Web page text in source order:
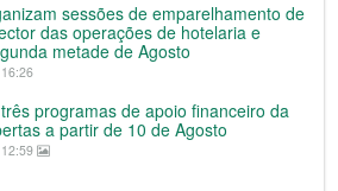
sessões de emparelhamento de
das operações de hotelaria e
metade de Agosto
programas de apoio financeiro da
a partir de 10 de Agosto